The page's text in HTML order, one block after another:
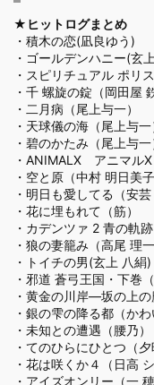
★ヒットログまとめ
・ 積木の恋(凪良ゆう)
・ ゴールデンハニー(玄
・ スピリチュアル ポリ
・ 千 螺旋の錠（岡田屋
・ 二月病（尾上与一）
・ 天球儀の海（尾上与一
・ 碧のかたみ（尾上与一
・ ANIMALX アニマルX
・ 空と原（中村 明日美子
・ 明日も愛してる（安芸
・ 花に埋もれて（筋）
・ カデンツァ 2 青の軌
・ 狼の妻籠み（高尾 理一
・ トイチの男(玄上 八絹)
・ 邪道 蒼弓王国・下巻（
・ 黄金の川岸―坂の上
・ 銀の雫の降る都（かわ
・ 未知との遭遇（腰乃）
・ てのひらにひとつ（夕
・ 花は咲くか４（日高 シ
・ アイズオンリー（一 穂